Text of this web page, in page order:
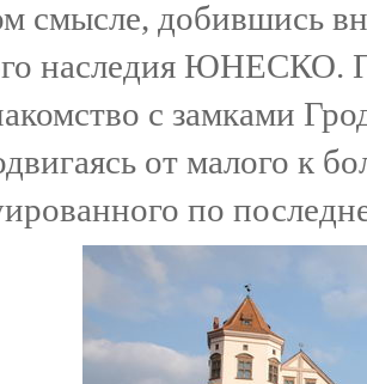
смысле, добившись
наследия ЮНЕСКО.
с замками
от малого к
по